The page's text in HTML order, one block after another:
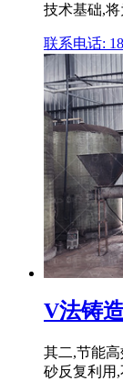
技术基础,
联系电话:
V法铸
其二,节能
砂反复利用